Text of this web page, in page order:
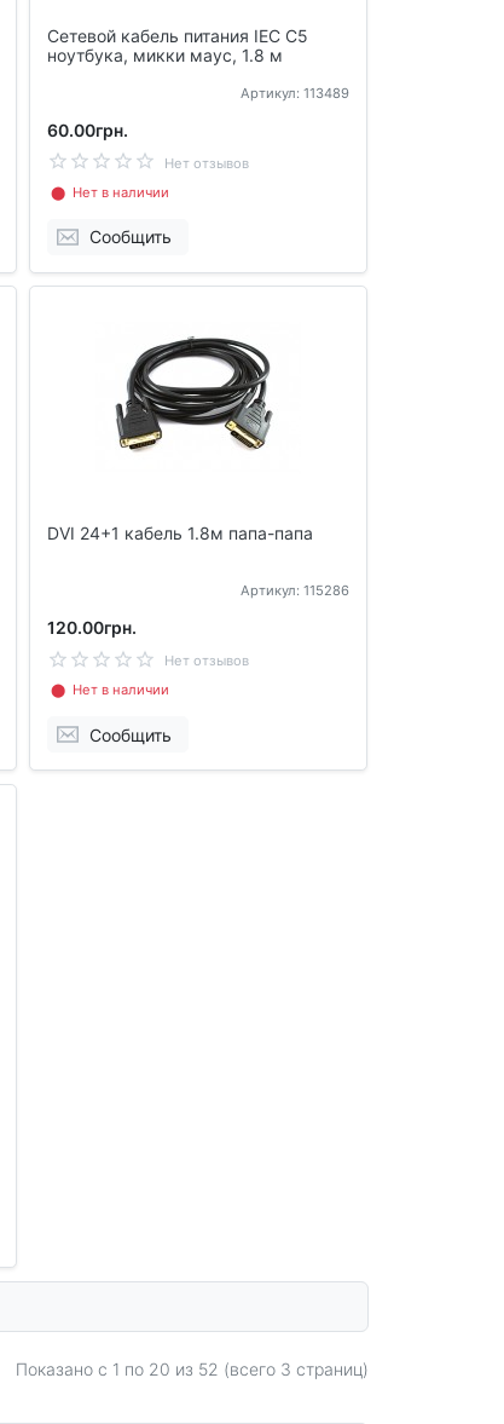
Сетевой кабель питания IEC C5
ноутбука, микки маус, 1.8 м
Артикул: 113489
60.00грн.
Нет отзывов
⬤ Нет в наличии
Сообщить
DVI 24+1 кабель 1.8м папа-папа
Артикул: 115286
120.00грн.
Нет отзывов
⬤ Нет в наличии
Сообщить
Показано с 1 по 20 из 52 (всего 3 страниц)